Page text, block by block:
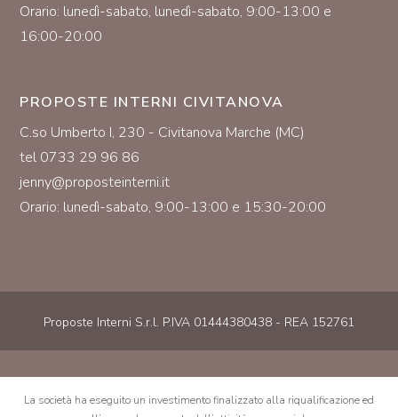
Orario: lunedì-sabato, lunedì-sabato, 9:00-13:00 e
16:00-20:00
PROPOSTE INTERNI CIVITANOVA
C.so Umberto I, 230 - Civitanova Marche (MC)
tel 0733 29 96 86
jenny@proposteinterni.it
Orario: lunedì-sabato, 9:00-13:00 e 15:30-20:00
Proposte Interni S.r.l. P.IVA 01444380438 - REA 152761
La società ha eseguito un investimento finalizzato alla riqualificazione ed